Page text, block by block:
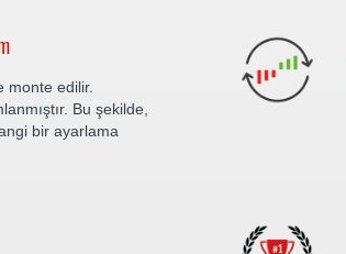
monte edilir.
Bu şekilde,
bir ayarlama